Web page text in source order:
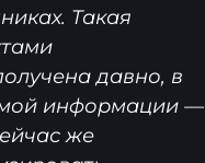
Такая
давно, в
информации —
же